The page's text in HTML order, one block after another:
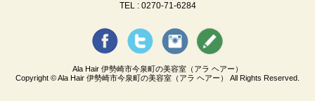
TEL : 0270-71-6284
Ala Hair 伊勢崎市今泉町の美容室（アラ ヘアー）
Copyright ©Ala Hair 伊勢崎市今泉町の美容室（アラ ヘアー） All Rights Reserved.